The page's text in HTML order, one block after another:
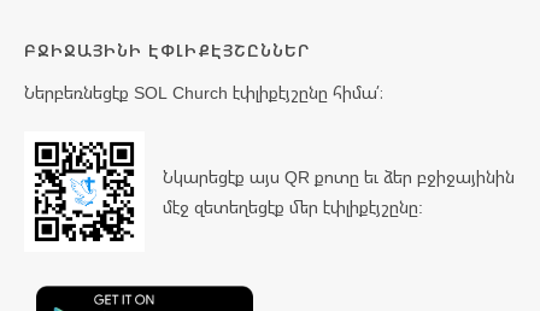
ԲՋԻՋԱՅԻՆԻ ԷՓԼԻՔԷՅՇԸՆՆԵՐ
Ներբեռնեցէք SOL Church էփլիքէյշընը հիմա՛։
Նկարեցէք այս QR քոտը եւ ձեր բջիջայինին
մէջ զետեղեցէք մեր էփլիքէյշընը: